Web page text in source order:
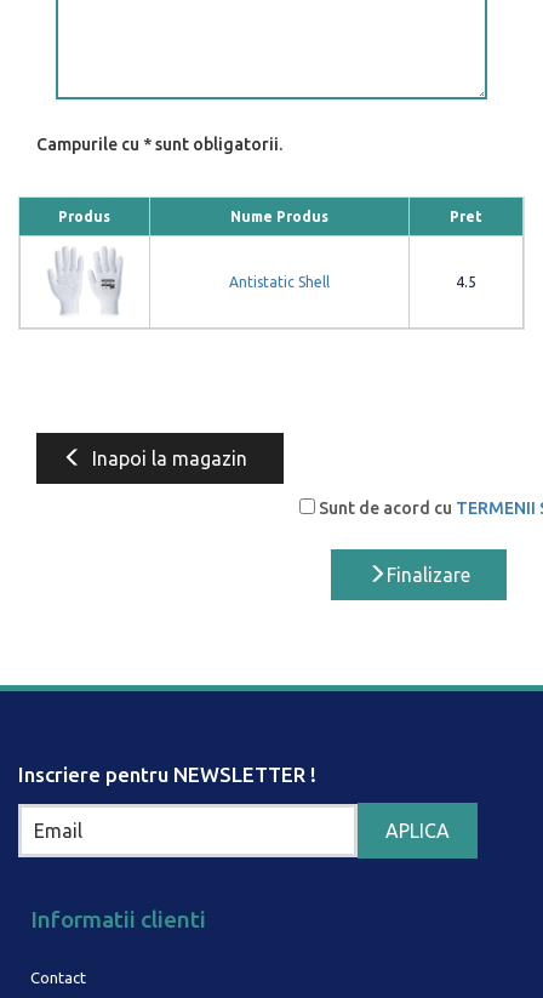
Campurile cu * sunt obligatorii.
Produs Nume Produs Pret
Antistatic Shell 4.5
Inapoi la magazin
Sunt de acord cu TERMENII
Finalizare
Inscriere pentru NEWSLETTER !
Informatii clienti
Contact